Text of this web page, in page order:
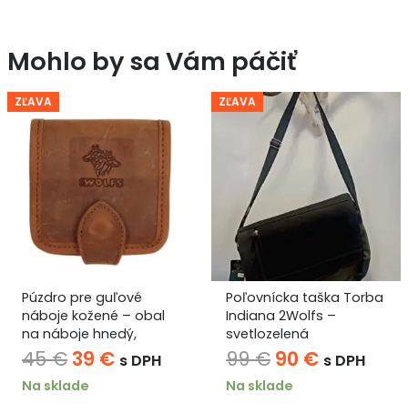
Mohlo by sa Vám páčiť
na
Poľovnícka taška Torba
Indiana 2Wolfs –
svetlozelená
99€Pôvodná
90
Aktuálna
cena
s DPH
ZĽAVA
Luxusná kožená
peňaženka s
divej zveri alebo
35€29